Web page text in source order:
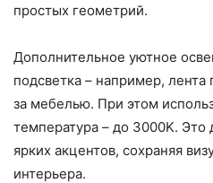
простых геометрий.
Дополнительное уютное
подсветка – например,
за мебелью. При этом
температура – до 3000K. Это
ярких акцентов, сохраняя
интерьера.